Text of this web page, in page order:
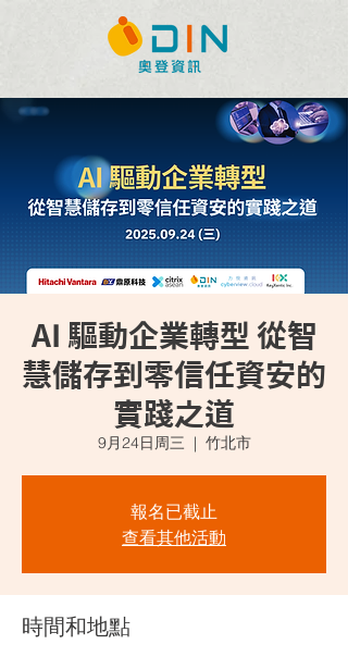
AI 驅動企業轉型 從智
慧儲存到零信任資安的
實踐之道
9月24日周三
  |
竹北市
報名已截止
查看其他活動
時間和地點